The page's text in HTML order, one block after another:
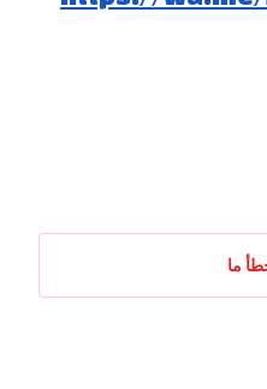
ما